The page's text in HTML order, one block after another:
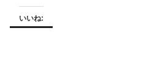
いいね: